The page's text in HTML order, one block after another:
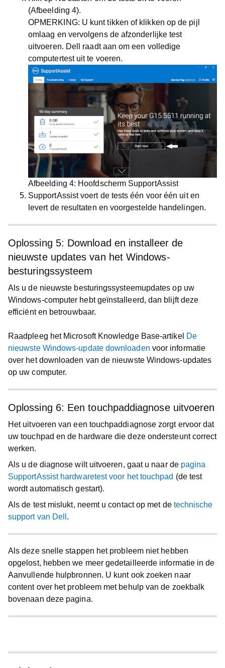
(Afbeelding 4).
OPMERKING: U kunt tikken of klikken op de pijl
omlaag en vervolgens de afzonderlijke test
uitvoeren. Dell raadt aan om een volledige
computertest uit te voeren.
Afbeelding 4: Hoofdscherm SupportAssist
SupportAssist voert de tests één voor één uit en
levert de resultaten en voorgestelde handelingen.
Oplossing 5: Download en installeer de
nieuwste updates van het Windows-
besturingssysteem
Als u de nieuwste besturingssysteemupdates op uw
Windows-computer hebt geïnstalleerd, dan blijft deze
efficiënt en betrouwbaar.
Raadpleeg het Microsoft Knowledge Base-artikel De
nieuwste Windows-update downloaden voor informatie
over het downloaden van de nieuwste Windows-updates
op uw computer.
Oplossing 6: Een touchpaddiagnose uitvoeren
Het uitvoeren van een touchpaddiagnose zorgt ervoor dat
uw touchpad en de hardware die deze ondersteunt correct
werken.
Als u de diagnose wilt uitvoeren, gaat u naar de pagina
SupportAssist hardwaretest voor het touchpad (de test
wordt automatisch gestart).
Als de test mislukt, neemt u contact op met de technische
support van Dell .
Als deze snelle stappen het probleem niet hebben
opgelost, hebben we meer gedetailleerde informatie in de
Aanvullende hulpbronnen. U kunt ook zoeken naar
content over het probleem met behulp van de zoekbalk
bovenaan deze pagina.